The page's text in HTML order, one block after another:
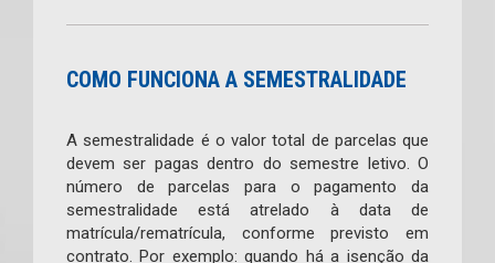
COMO FUNCIONA A SEMESTRALIDADE
A semestralidade é o valor total de parcelas que
devem ser pagas dentro do semestre letivo. O
número de parcelas para o pagamento da
semestralidade está atrelado à data de
matrícula/rematrícula, conforme previsto em
contrato. Por exemplo: quando há a isenção da